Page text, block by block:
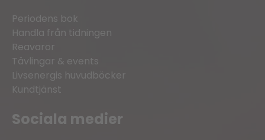
Periodens bok
Handla från tidningen
Reavaror
Tävlingar & events
Livsenergis huvudböcker
Kundtjänst
Sociala medier